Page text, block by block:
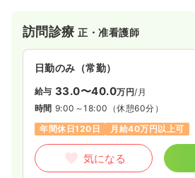
訪問診療正・准看護師
日勤のみ（常勤）
給与 33.0〜40.0万円/月
時間 9:00～18:00 （休憩60分）
年間休日120日
月給40万円以上可
気になる